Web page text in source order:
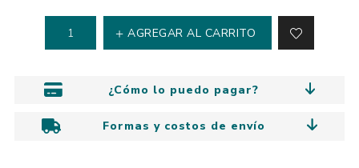
AGREGAR AL CARRITO
¿Cómo lo puedo pagar?
Formas y costos de envío